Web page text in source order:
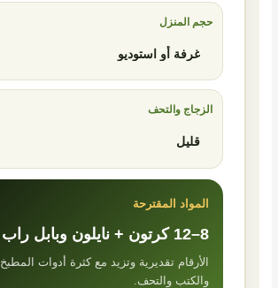
حجم المنزل
الزجاج والتحف
المواد المقترحة
8–12 كرتون + نايلون وبابل راب
الأرقام تقديرية وتزيد مع كثرة أدوات المطبخ
والكتب والتحف.